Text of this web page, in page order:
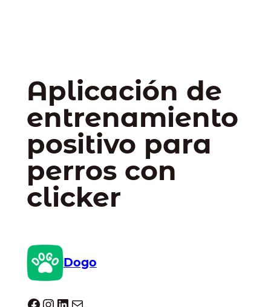
Aplicación de
entrenamiento
positivo para
perros con
clicker
Dogo